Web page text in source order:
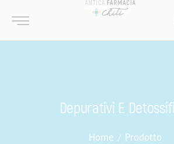
Depurativi E
Home
Prodotto